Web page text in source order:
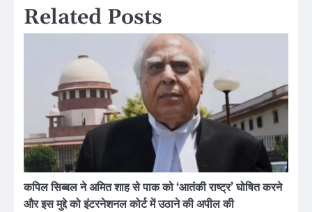
Related Posts
कपिल सिब्बल ने अमित शाह से पाक को ‘आतंकी राष्ट्र’ घोषित करने
और इस मुद्दे को इंटरनेशनल कोर्ट में उठाने की अपील की